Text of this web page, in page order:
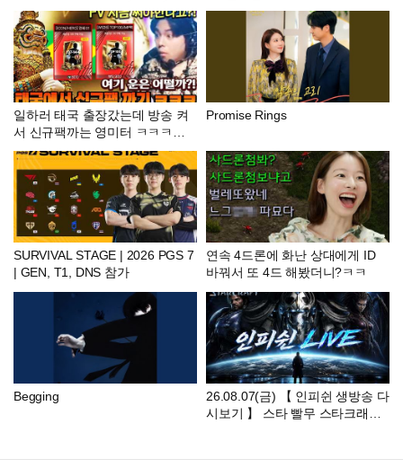
ne
일하러 태국 출장갔는데 방송 켜
서 신규팩까는 영미터 ㅋㅋㅋㅋ
그런데 이거 웬일로 괜찮지...? | F
C모바일
Promise Rings
SURVIVAL STAGE | 2026 PGS 7
| GEN, T1, DNS 참가
연속 4드론에 화난 상대에게 ID
바꿔서 또 4드 해봤더니?ㅋㅋ
Begging
26.08.07(금) 【 인피쉰 생방송 다
시보기 】 스타 빨무 스타크래프